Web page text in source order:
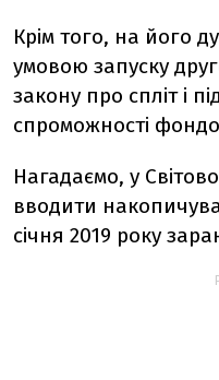
Крім того, на його
умовою запуску
закону про спліт і
спроможності
Нагадаємо, у
вводити
січня 2019 року